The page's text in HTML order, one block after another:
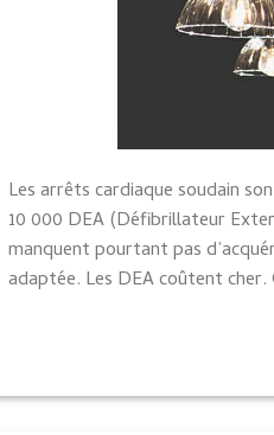
Les arrêts cardiaque soudain
10 000 DEA (Défibrillateur
manquent pourtant pas
adaptée. Les DEA coûtent